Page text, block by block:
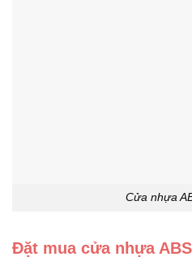
Cửa nhựa
Đặt mua cửa nhựa